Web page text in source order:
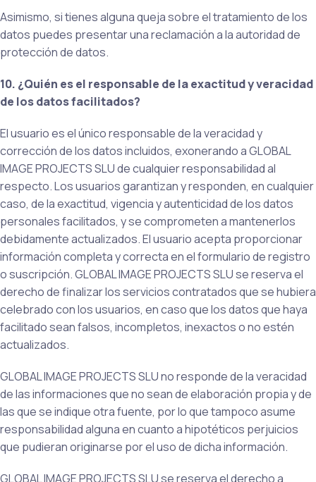
Asimismo, si tienes alguna queja sobre el tratamiento de los
datos puedes presentar una reclamación a la autoridad de
protección de datos.
10. ¿Quién es el responsable de la exactitud y veracidad
de los datos facilitados?
El usuario es el único responsable de la veracidad y
corrección de los datos incluidos, exonerando a GLOBAL
IMAGE PROJECTS SLU de cualquier responsabilidad al
respecto. Los usuarios garantizan y responden, en cualquier
caso, de la exactitud, vigencia y autenticidad de los datos
personales facilitados, y se comprometen a mantenerlos
debidamente actualizados. El usuario acepta proporcionar
información completa y correcta en el formulario de registro
o suscripción. GLOBAL IMAGE PROJECTS SLU se reserva el
derecho de finalizar los servicios contratados que se hubiera
celebrado con los usuarios, en caso que los datos que haya
facilitado sean falsos, incompletos, inexactos o no estén
actualizados.
GLOBAL IMAGE PROJECTS SLU no responde de la veracidad
de las informaciones que no sean de elaboración propia y de
las que se indique otra fuente, por lo que tampoco asume
responsabilidad alguna en cuanto a hipotéticos perjuicios
que pudieran originarse por el uso de dicha información.
GLOBAL IMAGE PROJECTS SLU se reserva el derecho a